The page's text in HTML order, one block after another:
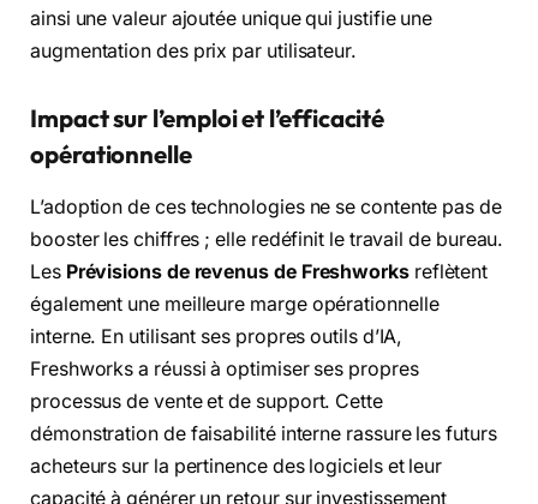
ainsi une valeur ajoutée unique qui justifie une
augmentation des prix par utilisateur.
Impact sur l’emploi et l’efficacité
opérationnelle
L’adoption de ces technologies ne se contente pas de
booster les chiffres ; elle redéfinit le travail de bureau.
Les Prévisions de revenus de Freshworksreflètent
également une meilleure marge opérationnelle
interne. En utilisant ses propres outils d’IA,
Freshworks a réussi à optimiser ses propres
processus de vente et de support. Cette
démonstration de faisabilité interne rassure les futurs
acheteurs sur la pertinence des logiciels et leur
capacité à générer un retour sur investissement